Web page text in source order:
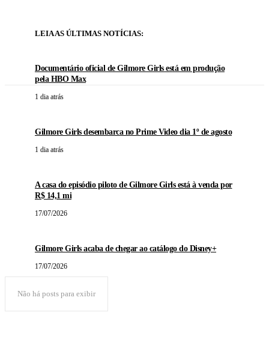
LEIA AS ÚLTIMAS NOTÍCIAS:
Documentário oficial de Gilmore Girls está em produção
pela HBO Max
1 dia atrás
Gilmore Girls desembarca no Prime Video dia 1º de agosto
1 dia atrás
A casa do episódio piloto de Gilmore Girls está à venda por
R$ 14,1 mi
17/07/2026
Gilmore Girls acaba de chegar ao catálogo do Disney+
17/07/2026
Não há posts para exibir